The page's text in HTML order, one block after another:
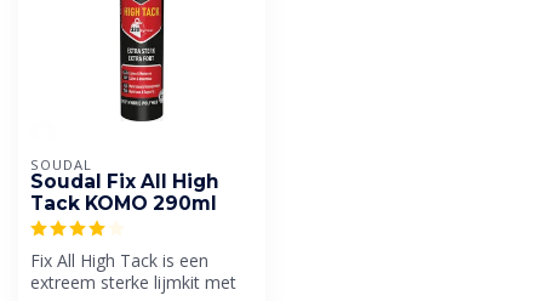
SOUDAL
Soudal Fix All High
Tack KOMO 290ml
Fix All High Tack is een
extreem sterke lijmkit met